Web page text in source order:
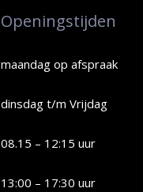
Openingstijden
maandag op afspraak
dinsdag t/m Vrijdag
08.15 – 12:15 uur
13:00 – 17:30 uur